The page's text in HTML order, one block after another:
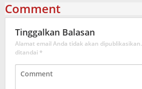
Comment
Tinggalkan Balasan
Alamat email Anda tidak akan dipublikasikan.
ditandai *